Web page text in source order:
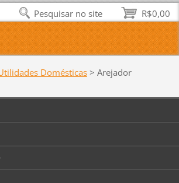
Domésticas > Arejador
R$0,00
Pesquisar no site